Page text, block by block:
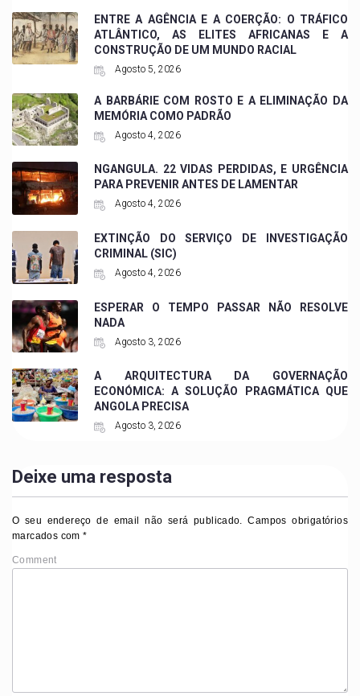
ENTRE A AGÊNCIA E A COERÇÃO: O TRÁFICO
ATLÂNTICO, AS ELITES AFRICANAS E A
CONSTRUÇÃO DE UM MUNDO RACIAL
Agosto 5, 2026
A BARBÁRIE COM ROSTO E A ELIMINAÇÃO DA
MEMÓRIA COMO PADRÃO
Agosto 4, 2026
NGANGULA. 22 VIDAS PERDIDAS, E URGÊNCIA
PARA PREVENIR ANTES DE LAMENTAR
Agosto 4, 2026
EXTINÇÃO DO SERVIÇO DE INVESTIGAÇÃO
CRIMINAL (SIC)
Agosto 4, 2026
ESPERAR O TEMPO PASSAR NÃO RESOLVE
NADA
Agosto 3, 2026
A ARQUITECTURA DA GOVERNAÇÃO
ECONÓMICA: A SOLUÇÃO PRAGMÁTICA QUE
ANGOLA PRECISA
Agosto 3, 2026
Deixe uma resposta
O seu endereço de email não será publicado. Campos obrigatórios
marcados com*
Comment